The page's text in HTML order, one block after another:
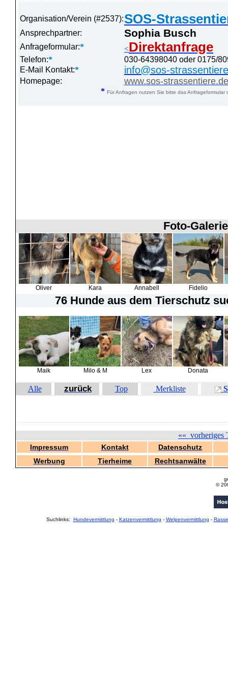
Organisation/Verein (#2537):SOS-
Ansprechpartner: Sophia Busch
Anfrageformular:* <Direktanfrage
Telefon:*
030-64398040 oder 0175/
E-Mail Kontakt:* info@sos-
Homepage: www.sos-strassentiere.de
* Für Anfragen nutzen Sie bitte das
Foto-
Oliver Kara Annabell Fidelio
76 Hunde aus dem Tierschutz
Maik Milo & M Lex Donata
Alle zurück Top Merkliste
«« vorheriges
Impressum Kontakt
Datenschutz
Werbung
Tierheime Rechtsanwälte
©
Suchlinks: Hundevermittlung - Katzenvermittlung - Welpenvermittlung -